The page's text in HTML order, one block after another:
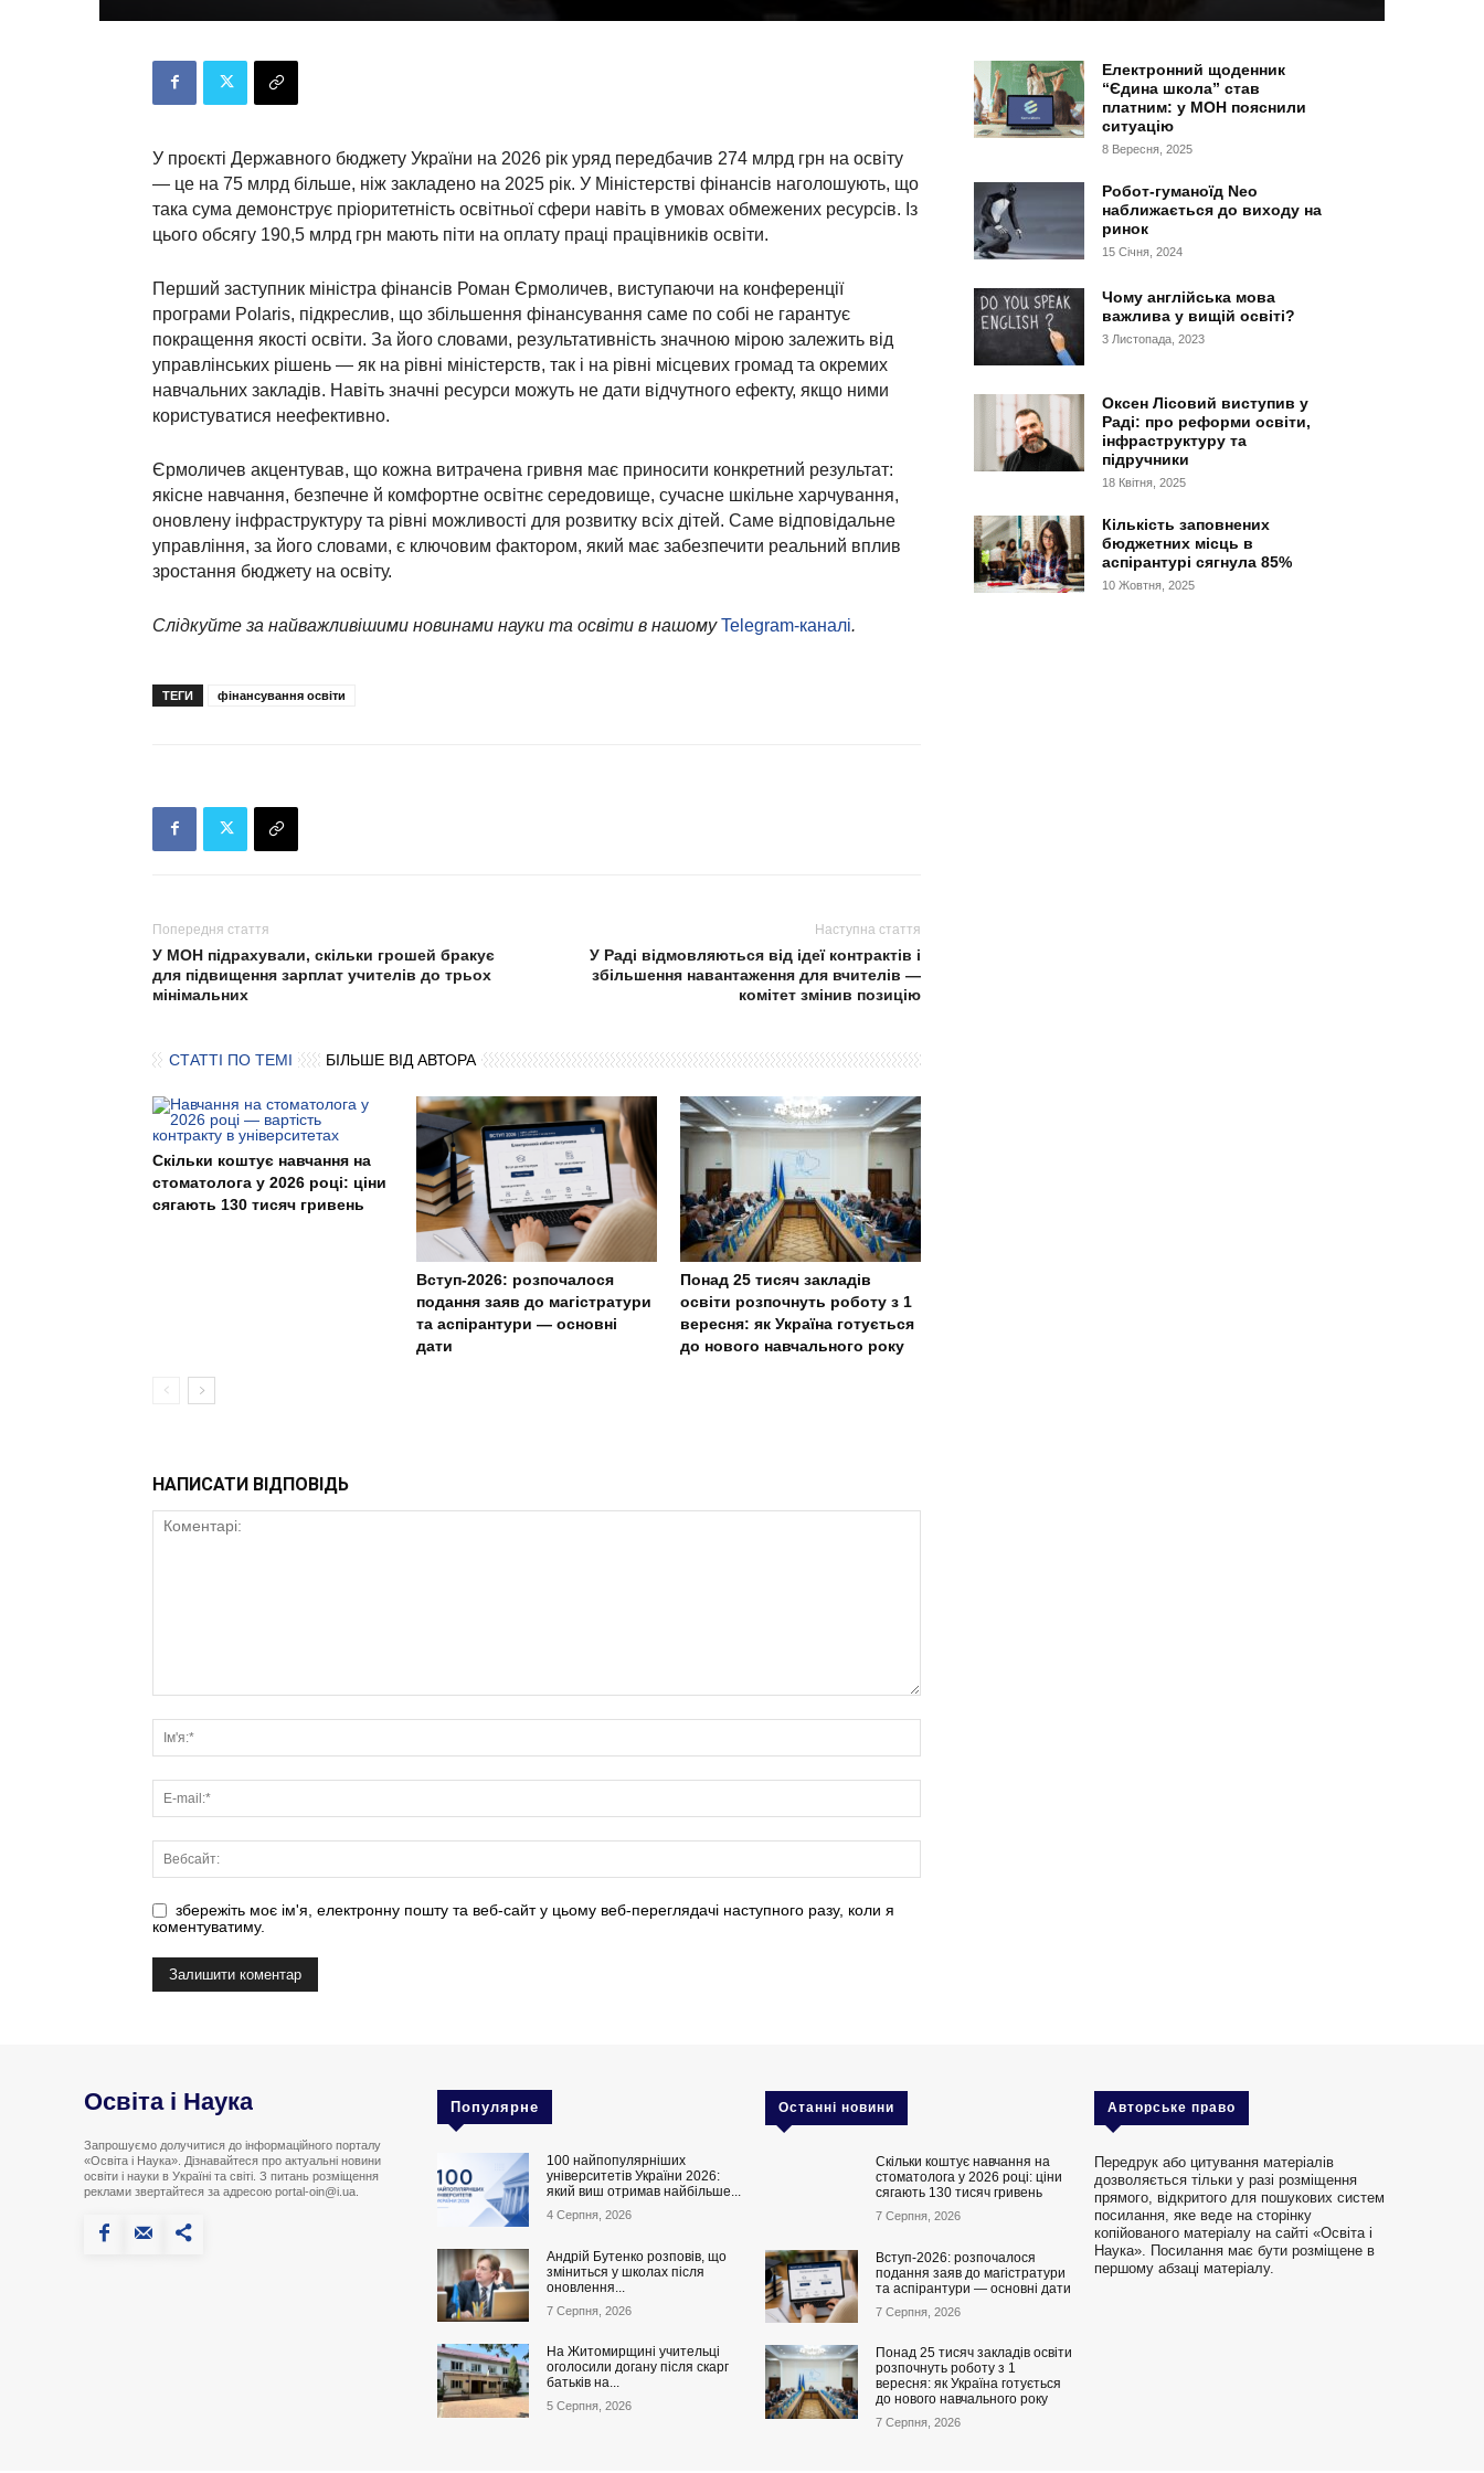
У проєкті Державного бюджету України на 2026 рік уряд передбачив 274 млрд грн на освіту
— це на 75 млрд більше, ніж закладено на 2025 рік. У Міністерстві фінансів наголошують, що
така сума демонструє пріоритетність освітньої сфери навіть в умовах обмежених ресурсів. Із
цього обсягу 190,5 млрд грн мають піти на оплату праці працівників освіти.
Перший заступник міністра фінансів Роман Єрмоличев, виступаючи на конференції
програми Polaris, підкреслив, що збільшення фінансування саме по собі не гарантує
покращення якості освіти. За його словами, результативність значною мірою залежить від
управлінських рішень — як на рівні міністерств, так і на рівні місцевих громад та окремих
навчальних закладів. Навіть значні ресурси можуть не дати відчутного ефекту, якщо ними
користуватися неефективно.
Єрмоличев акцентував, що кожна витрачена гривня має приносити конкретний результат:
якісне навчання, безпечне й комфортне освітнє середовище, сучасне шкільне харчування,
оновлену інфраструктуру та рівні можливості для розвитку всіх дітей. Саме відповідальне
управління, за його словами, є ключовим фактором, який має забезпечити реальний вплив
зростання бюджету на освіту.
Слідкуйте за найважливішими новинами науки та освіти в нашомуTelegram-каналі.
ТЕГИ фінансування освіти
Попередня стаття
У МОН підрахували, скільки грошей бракує
для підвищення зарплат учителів до трьох
мінімальних
Наступна стаття
У Раді відмовляються від ідеї контрактів і
збільшення навантаження для вчителів —
комітет змінив позицію
СТАТТІ ПО ТЕМІ БІЛЬШЕ ВІД АВТОРА
Скільки коштує навчання на
стоматолога у 2026 році: ціни
сягають 130 тисяч гривень
Вступ-2026: розпочалося
подання заяв до магістратури
та аспірантури — основні
дати
Понад 25 тисяч закладів
освіти розпочнуть роботу з 1
вересня: як Україна готується
до нового навчального року
НАПИСАТИ ВІДПОВІДЬ
збережіть моє ім'я, електронну пошту та веб-сайт у цьому веб-переглядачі наступного разу, коли я
коментуватиму.
Електронний щоденник
“Єдина школа” став
платним: у МОН пояснили
ситуацію
8 Вересня, 2025
Робот-гуманоїд Neo
наближається до виходу на
ринок
15 Січня, 2024
Чому англійська мова
важлива у вищій освіті?
3 Листопада, 2023
Оксен Лісовий виступив у
Раді: про реформи освіти,
інфраструктуру та
підручники
18 Квітня, 2025
Кількість заповнених
бюджетних місць в
аспірантурі сягнула 85%
10 Жовтня, 2025
Освіта і Наука
Запрошуємо долучитися до інформаційного порталу
«Освіта і Наука». Дізнавайтеся про актуальні новини
освіти і науки в Україні та світі. З питань розміщення
реклами звертайтеся за адресою portal-oin@i.ua.
Популярне
100 найпопулярніших
університетів України 2026:
який виш отримав найбільше...
4 Серпня, 2026
Андрій Бутенко розповів, що
зміниться у школах після
оновлення...
7 Серпня, 2026
На Житомирщині учительці
оголосили догану після скарг
батьків на...
5 Серпня, 2026
Останні новини
Скільки коштує навчання на
стоматолога у 2026 році: ціни
сягають 130 тисяч гривень
7 Серпня, 2026
Вступ-2026: розпочалося
подання заяв до магістратури
та аспірантури — основні дати
7 Серпня, 2026
Понад 25 тисяч закладів освіти
розпочнуть роботу з 1
вересня: як Україна готується
до нового навчального року
7 Серпня, 2026
Авторське право
Передрук або цитування матеріалів
дозволяється тільки у разі розміщення
прямого, відкритого для пошукових систем
посилання, яке веде на сторінку
копійованого матеріалу на сайті «Освіта і
Наука». Посилання має бути розміщене в
першому абзаці матеріалу.